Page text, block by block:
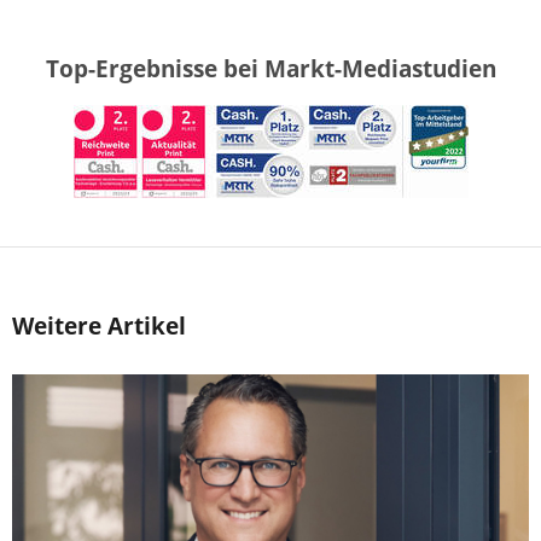
Top-Ergebnisse bei Markt-Mediastudien
Weitere Artikel